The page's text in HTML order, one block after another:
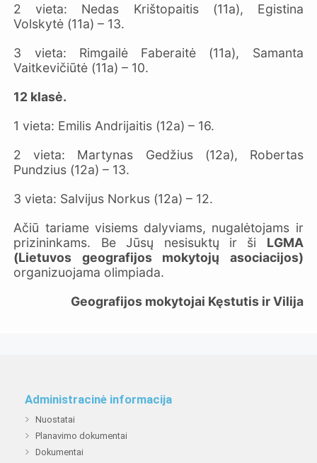
2 vieta: Nedas Krištopaitis (11a), Egistina
Volskytė (11a) – 13.
3 vieta: Rimgailė Faberaitė (11a), Samanta
Vaitkevičiūtė (11a) – 10.
12 klasė.
1 vieta: Emilis Andrijaitis (12a) – 16.
2 vieta: Martynas Gedžius (12a), Robertas
Pundzius (12a) – 13.
3 vieta: Salvijus Norkus (12a) – 12.
Ačiū tariame visiems dalyviams, nugalėtojams ir
prizininkams. Be Jūsų nesisuktų ir ši LGMA
(Lietuvos geografijos mokytojų asociacijos)
organizuojama olimpiada.
Geografijos mokytojai Kęstutis ir Vilija
Administracinė informacija
Nuostatai
Planavimo dokumentai
Dokumentai